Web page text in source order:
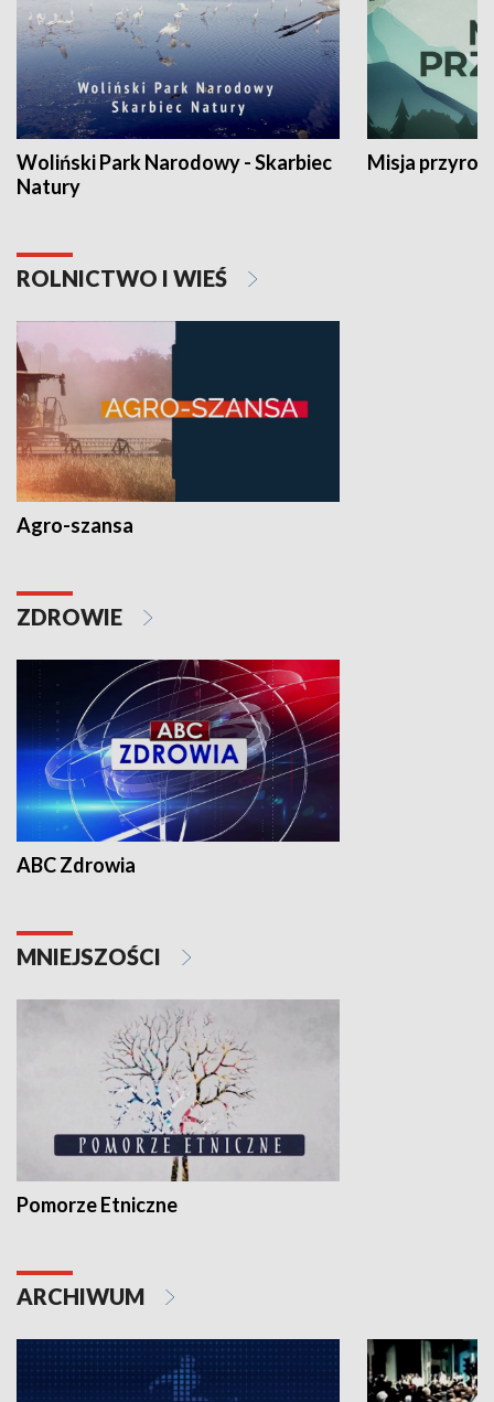
Woliński Park Narodowy - Skarbiec
Natury
Misja
ROLNICTWO I WIEŚ
Agro-szansa
ZDROWIE
ABC Zdrowia
MNIEJSZOŚCI
Pomorze Etniczne
ARCHIWUM